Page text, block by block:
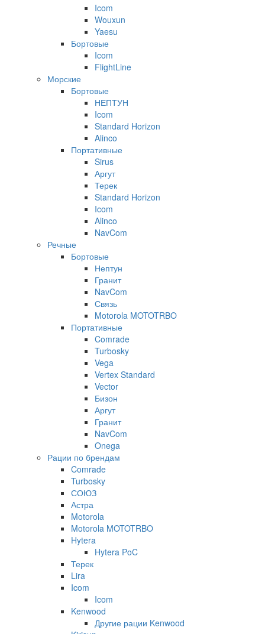
Icom
Wouxun
Yaesu
Бортовые
Icom
FlightLine
Морские
Бортовые
НЕПТУН
Icom
Standard Horizon
Alinco
Портативные
Sirus
Аргут
Терек
Standard Horizon
Icom
Alinco
NavCom
Речные
Бортовые
Нептун
Гранит
NavCom
Связь
Motorola MOTOTRBO
Портативные
Comrade
Turbosky
Vega
Vertex Standard
Vector
Бизон
Аргут
Гранит
NavCom
Onega
Рации по брендам
Comrade
Turbosky
СОЮЗ
Астра
Motorola
Motorola MOTOTRBO
Hytera
Hytera PoC
Терек
Lira
Icom
Icom
Kenwood
Другие рации Kenwood